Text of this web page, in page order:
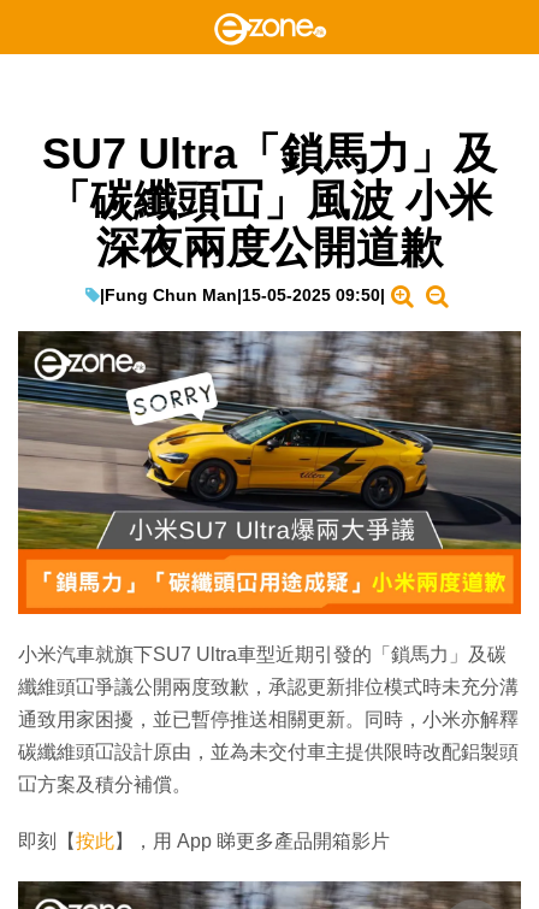
SU7 Ultra「鎖馬力」及
「碳纖頭冚」風波 小米
深夜兩度公開道歉
|Fung Chun Man|15-05-2025 09:50|
小米汽車就旗下SU7 Ultra車型近期引發的「鎖馬力」及碳
纖維頭冚爭議公開兩度致歉，承認更新排位模式時未充分溝
通致用家困擾，並已暫停推送相關更新。同時，小米亦解釋
碳纖維頭冚設計原由，並為未交付車主提供限時改配鋁製頭
冚方案及積分補償。
即刻【按此】，用 App 睇更多產品開箱影片